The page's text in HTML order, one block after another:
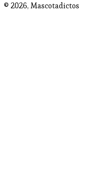
© 2026, Mascotadictos